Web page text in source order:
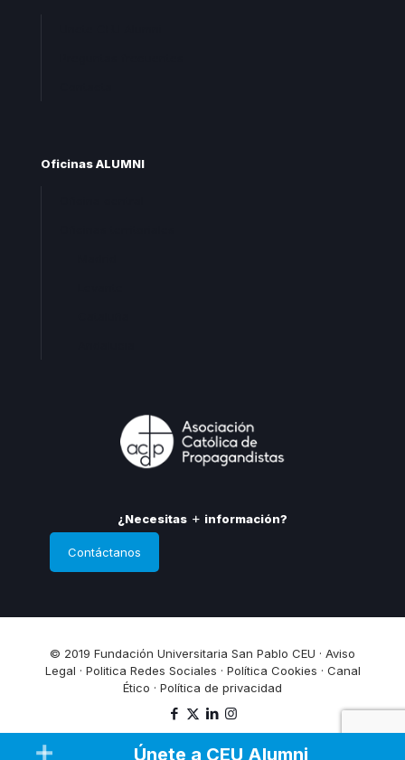
Oficinas ALUMNI
¿Necesitas información?
Contáctanos
© 2019 Fundación Universitaria San Pablo CEU · Aviso
Legal · Politica Redes Sociales · Política Cookies · Canal
Ético · Política de privacidad
Únete a CEU Alumni